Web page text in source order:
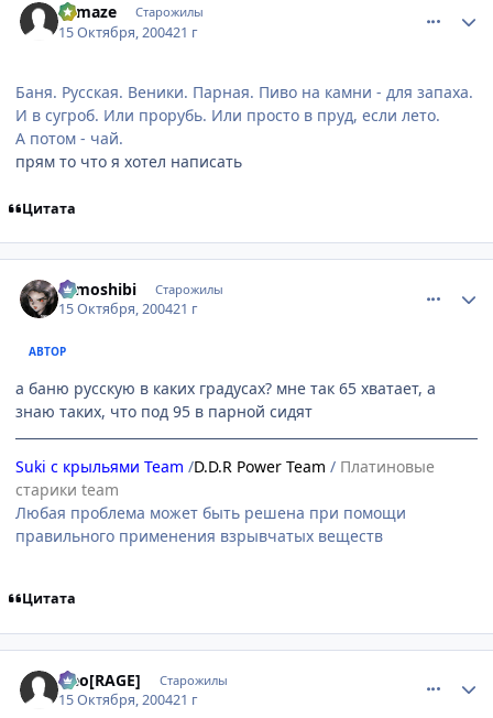
Lemaze Старожилы
15 Октября, 200421 г
Баня. Русская. Веники. Парная. Пиво на камни - для запаха.
И в сугроб. Или прорубь. Или просто в пруд, если лето.
А потом - чай.
прям то что я хотел написать
Цитата
tomoshibi Старожилы
15 Октября, 200421 г
АВТОР
а баню русскую в каких градусах? мне так 65 хватает, а
знаю таких, что под 95 в парной сидят
Suki с крыльями Team /D.D.R Power Team / Платиновые
старики team
Любая проблема может быть решена при помощи
правильного применения взрывчатых веществ
Цитата
Neo[RAGE] Старожилы
15 Октября, 200421 г